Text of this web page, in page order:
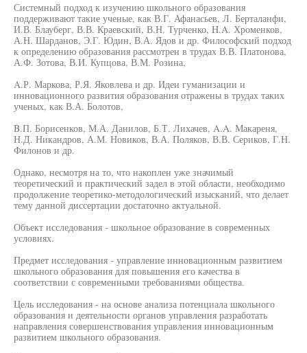
Системный подход к изучению школьного образования
поддерживают такие ученые, как В.Г. Афанасьев, Л. Берталанфи,
И.В. Блауберг, В.В. Краевский, В.Н. Турченко, H.A. Хроменков,
А.Н. Шарданов, Э.Г. Юдин, В.А. Ядов и др. Философский подход
к определению образования рассмотрен в трудах В.В. Платонова,
А.Ф. Зотова, В.И. Купцова, В.М. Розина,
A.Р. Маркова, Р.Я. Яковлева и др. Идеи гуманизации и
инновационного развития образования отражены в трудах таких
ученых, как В.А. Болотов,
B.П. Борисенков, М.А. Данилов, Б.Т. Лихачев, A.A. Макареня,
Н.Д. Никандров, А.М. Новиков, В.А. Поляков, В.В. Сериков, Г.Н.
Филонов и др.
Однако, несмотря на то, что накоплен уже значимый
теоретический и практический задел в этой области, необходимо
продолжение теоретико-методологический изысканий, что делает
тему данной диссертации достаточно актуальной.
Объект исследования - школьное образование в современных
условиях.
Предмет исследования - управление инновационным развитием
школьного образования для повышения его качества в
соответствии с современными требованиями общества.
Цель исследования - на основе анализа потенциала школьного
образования и деятельности органов управления разработать
направления совершенствования управления инновационным
развитием школьного образования.